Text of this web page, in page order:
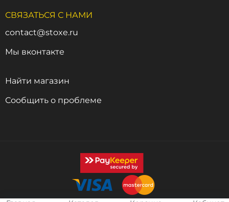
СВЯЗАТЬСЯ С НАМИ
contact@stoxe.ru
Мы вконтакте
Найти магазин
Сообщить о проблеме